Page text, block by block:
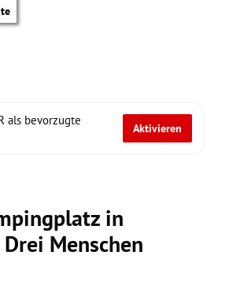
als bevorzugte
Aktivieren
in
Menschen